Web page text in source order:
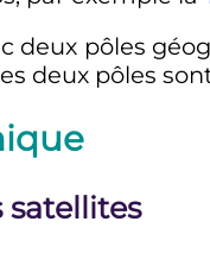
deux pôles
deux pôles
satellites